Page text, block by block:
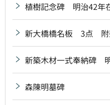
植樹記念碑 明治42年
新大橋橋名板 3点 附
新築木材一式奉納碑
森陳明墓碑